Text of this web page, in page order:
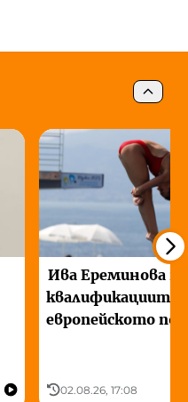
Ива Ереминова
квалификациите
европейското по
02.08.26, 17:08